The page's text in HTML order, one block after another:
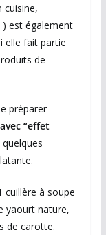
cuisine,
) est également
elle fait partie
de
préparer
avec “effet
cuillère à soupe
yaourt nature,
de carotte.